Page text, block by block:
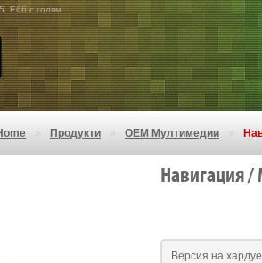
E66 с голям
» Продукти » OEM Мултимедии »
Навигация /
Версия на